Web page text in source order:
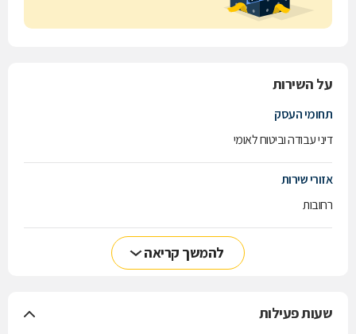
על השירות
תחומי העסק
דיני עבודה וביטוח לאומי
אזורי שירות
רחובות
להמשך קריאה
שעות פעילות